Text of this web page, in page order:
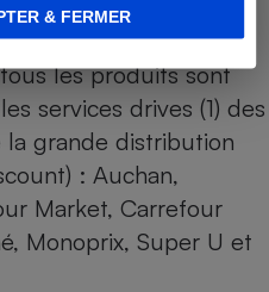
& FERMER
concurrents.
les produits sont
services drives (1) des
la grande distribution
: Auchan,
Market, Carrefour
Monoprix, Super U et